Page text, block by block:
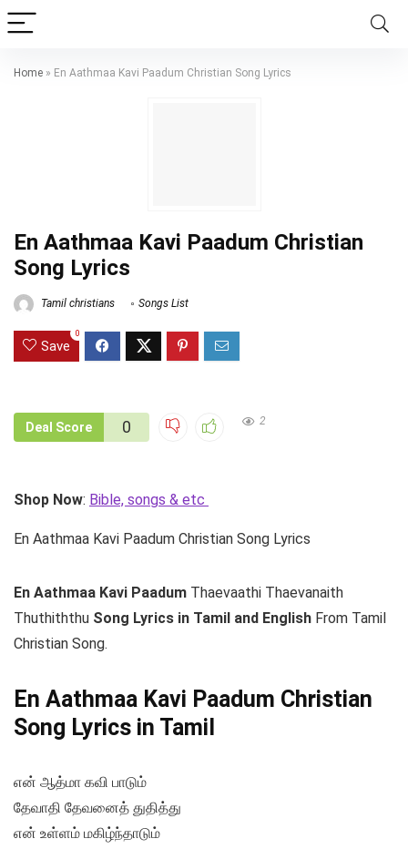
Home » En Aathmaa Kavi Paadum Christian Song Lyrics
En Aathmaa Kavi Paadum Christian
Song Lyrics
Tamil christians Songs List
Save
0
Deal Score 0 2
Shop Now: Bible, songs & etc
En Aathmaa Kavi Paadum Christian Song Lyrics
En Aathmaa Kavi Paadum Thaevaathi Thaevanaith
Thuthiththu Song Lyrics in Tamil and English From Tamil
Christian Song.
En Aathmaa Kavi Paadum Christian
Song Lyrics in Tamil
என் ஆத்மா கவி பாடும்
தேவாதி தேவனைத் துதித்து
என் உள்ளம் மகிழ்ந்தாடும்